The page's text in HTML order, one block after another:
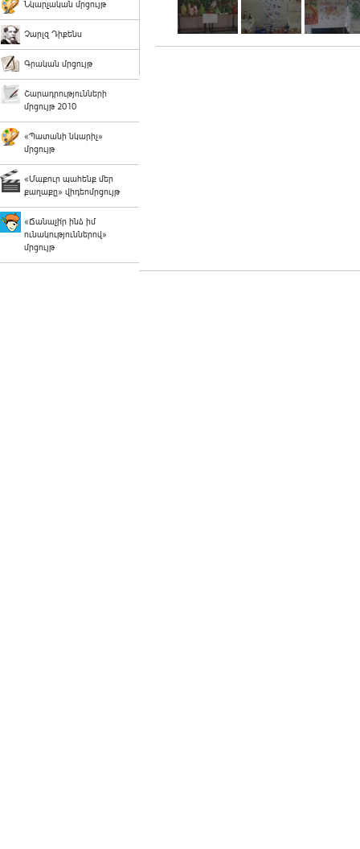
Նկարչական մրցույթ
Չարլզ Դիքենս
Գրական մրցույթ
Շարադրությունների
մրցույթ 2010
«Պատանի նկարիչ»
մրցույթ
«Մաքուր պահենք մեր
քաղաքը» վիդեոմրցույթ
«Ճանաչի՛ր ինձ իմ
ունակություններով»
մրցույթ